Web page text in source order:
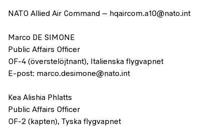
NATO Allied Air Command – hqaircom.a10@nato.int
Marco DE SIMONE
Public Affairs Officer
OF-4 (överstelöjtnant), Italienska flygvapnet
E-post: marco.desimone@nato.int
Kea Alishia Phlatts
Public Affairs Officer
OF-2 (kapten), Tyska flygvapnet